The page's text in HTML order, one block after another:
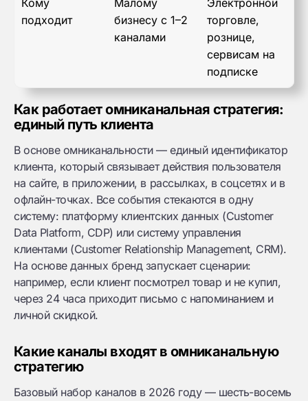
Кому
подходит
Малому
бизнесу с 1–2
каналами
Электронной
торговле,
рознице,
сервисам на
подписке
Как работает омниканальная стратегия:
единый путь клиента
В основе омниканальности — единый идентификатор
клиента, который связывает действия пользователя
на сайте, в приложении, в рассылках, в соцсетях и в
офлайн-точках. Все события стекаются в одну
систему: платформу клиентских данных (Customer
Data Platform, CDP) или систему управления
клиентами (Customer Relationship Management, CRM).
На основе данных бренд запускает сценарии:
например, если клиент посмотрел товар и не купил,
через 24 часа приходит письмо с напоминанием и
личной скидкой.
Какие каналы входят в омниканальную
стратегию
Базовый набор каналов в 2026 году — шесть-восемь